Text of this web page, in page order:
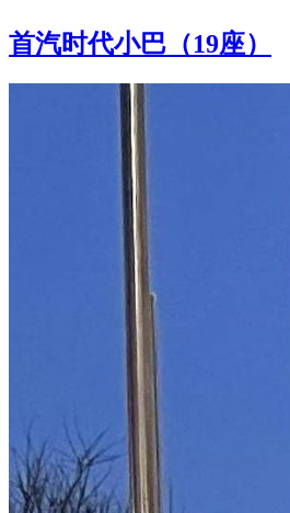
首汽时代小巴（19座）